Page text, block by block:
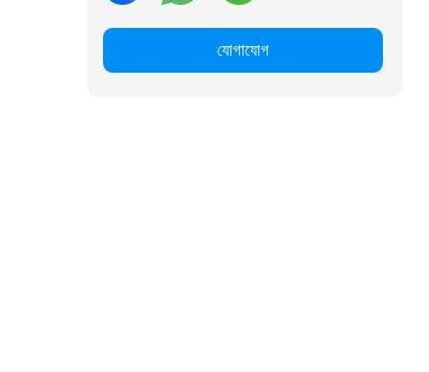
যোগাযোগ